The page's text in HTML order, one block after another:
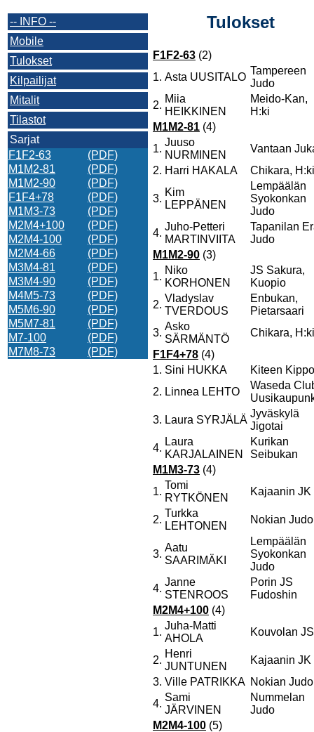
-- INFO --
Mobile
Tulokset
Kilpailijat
Mitalit
Tilastot
Sarjat
F1F2-63
(PDF)
M1M2-81
(PDF)
M1M2-90
(PDF)
F1F4+78
(PDF)
M1M3-73
(PDF)
M2M4+100
(PDF)
M2M4-100
(PDF)
M2M4-66
(PDF)
M3M4-81
(PDF)
M3M4-90
(PDF)
M4M5-73
(PDF)
M5M6-90
(PDF)
M5M7-81
(PDF)
M7-100
(PDF)
M7M8-73
(PDF)
Tulokset
F1F2-63 (2)
1. Asta UUSITALO
Tampereen
Judo
2.
Miia
HEIKKINEN
Meido-Kan,
H:ki
M1M2-81 (4)
1.
Juuso
NURMINEN
Vantaan
2. Harri HAKALA Chikara, H:ki
3.
Kim
LEPPÄNEN
Lempäälän
Syokonkan
Judo
4.
Juho-Petteri
MARTINVIITA
Tapanilan
Judo
M1M2-90 (3)
1.
Niko
KORHONEN
JS Sakura,
Kuopio
2.
Vladyslav
TVERDOUS
Enbukan,
Pietarsaari
3.
Asko
SÄRMÄNTÖ
Chikara, H:ki
F1F4+78 (4)
1. Sini HUKKA
Kiteen
2. Linnea LEHTO
Waseda
3. Laura SYRJÄLÄ
Jyväskylä
Jigotai
4.
Laura
KARJALAINEN
Kurikan
Seibukan
M1M3-73 (4)
1.
Tomi
RYTKÖNEN
Kajaanin JK
2.
Turkka
LEHTONEN
Nokian Judo
3.
Aatu
SAARIMÄKI
Lempäälän
Syokonkan
Judo
4.
Janne
STENROOS
Porin JS
Fudoshin
M2M4+100 (4)
1.
Juha-Matti
AHOLA
Kouvolan JS
2.
Henri
JUNTUNEN
Kajaanin JK
3. Ville PATRIKKA Nokian Judo
4.
Sami
JÄRVINEN
Nummelan
Judo
M2M4-100 (5)